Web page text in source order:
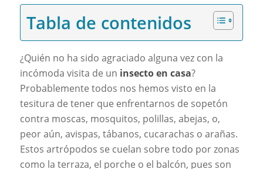
Tabla de contenidos
¿Quién no ha sido agraciado alguna vez con la
incómoda visita de un insecto en casa?
Probablemente todos nos hemos visto en la
tesitura de tener que enfrentarnos de sopetón
contra moscas, mosquitos, polillas, abejas, o,
peor aún, avispas, tábanos, cucarachas o arañas.
Estos artrópodos se cuelan sobre todo por zonas
como la terraza, el porche o el balcón, pues son